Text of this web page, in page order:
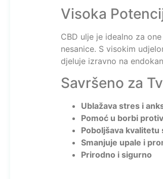
Visoka
CBD ulje je idealno za
nesanice. S visokim
djeluje izravno na
Savršeno za
Ublažava stres i
Pomoć u borbi
Poboljšava kvalitetu
Smanjuje upale i
Prirodno i sigurno